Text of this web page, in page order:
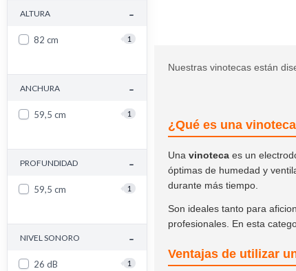
ALTURA -
82 cm 1
ANCHURA -
59,5 cm 1
PROFUNDIDAD -
59,5 cm 1
NIVEL SONORO -
26 dB 1
Nuestras vinotecas están
¿Qué es una
Una vinoteca es un
óptimas de humedad y
durante más tiempo.
Son ideales tanto para
profesionales. En esta
Ventajas de utilizar